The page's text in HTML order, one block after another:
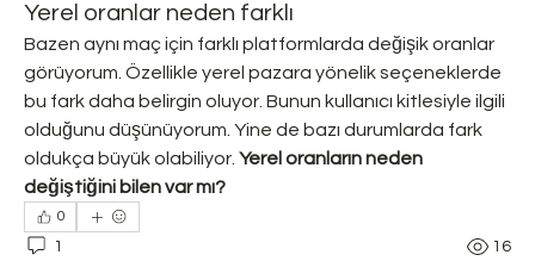
Yerel oranlar neden farklı
Bazen aynı maç için farklı platformlarda değişik oranlar
görüyorum. Özellikle yerel pazara yönelik seçeneklerde
bu fark daha belirgin oluyor. Bunun kullanıcı kitlesiyle ilgili
olduğunu düşünüyorum. Yine de bazı durumlarda fark
oldukça büyük olabiliyor. Yerel oranların neden
değiştiğini bilen var mı?
0
1 16